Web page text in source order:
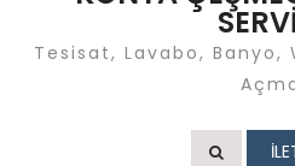
Tesisat, Lavabo, Banyo,